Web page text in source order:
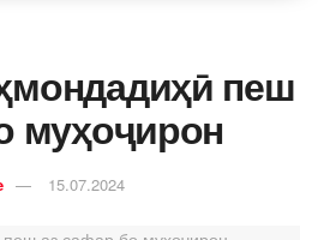
пеш
муҳоҷирон
15.07.2024